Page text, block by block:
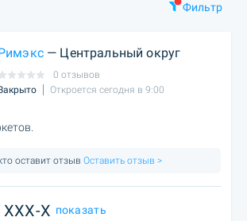
Фильтр
— Центральный округ
0 отзывов
Откроется сегодня в 9:00
оставит отзыв Оставить отзыв >
X показать